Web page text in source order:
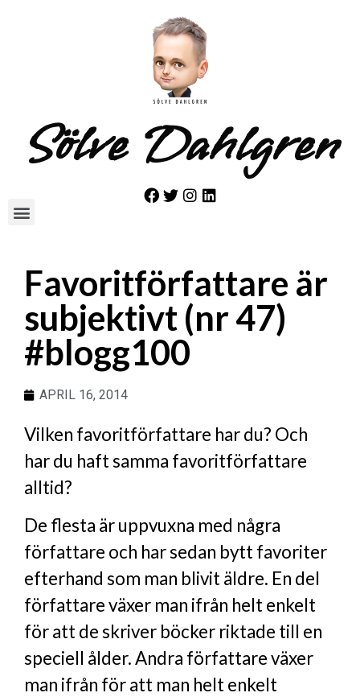
Sölve Dahlgren
Favoritförfattare är
subjektivt (nr 47)
#blogg100
APRIL 16, 2014
Vilken favoritförfattare har du? Och
har du haft samma favoritförfattare
alltid?
De flesta är uppvuxna med några
författare och har sedan bytt favoriter
efterhand som man blivit äldre. En del
författare växer man ifrån helt enkelt
för att de skriver böcker riktade till en
speciell ålder. Andra författare växer
man ifrån för att man helt enkelt